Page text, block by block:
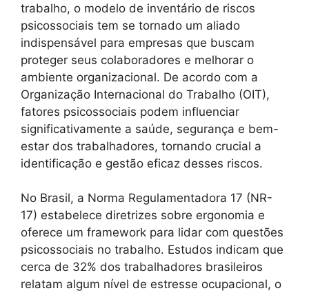
trabalho, o modelo de inventário de riscos
psicossociais tem se tornado um aliado
indispensável para empresas que buscam
proteger seus colaboradores e melhorar o
ambiente organizacional. De acordo com a
Organização Internacional do Trabalho (OIT),
fatores psicossociais podem influenciar
significativamente a saúde, segurança e bem-
estar dos trabalhadores, tornando crucial a
identificação e gestão eficaz desses riscos.
No Brasil, a Norma Regulamentadora 17 (NR-
17) estabelece diretrizes sobre ergonomia e
oferece um framework para lidar com questões
psicossociais no trabalho. Estudos indicam que
cerca de 32% dos trabalhadores brasileiros
relatam algum nível de estresse ocupacional, o